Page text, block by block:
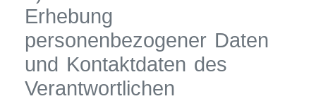
Erhebung
personenbezogener Daten
und Kontaktdaten des
Verantwortlichen